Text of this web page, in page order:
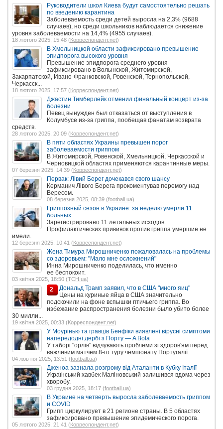
Руководители школ Киева будут самостоятельно решать
по введению карантина
Заболеваемость среди детей выросла на 2,3% (9688
случаев), но среди школьников наблюдается снижение
уровня заболеваемости на 14,4% (4955 случаев).
18 лютого 2025, 15:48 (Корреспондент.net)
В Хмельницкой области зафиксировано превышение
эпидпорога высокого уровня
Превышение эпидпорога среднего уровня
зафиксировано в Волынской, Житомирской,
Закарпатской, Ивано-Франковской, Ровенской, Тернопольской,
Черкасск...
18 лютого 2025, 17:57 (Корреспондент.net)
Джастин Тимберлейк отменил финальный концерт из-за
болезни
Певец вынужден был отказаться от выступления в
Колумбусе из-за гриппа, пообещав фанатам возврата
средств.
28 лютого 2025, 20:09 (Корреспондент.net)
В пяти областях Украины превышен порог
заболеваемости гриппом
В Житомирской, Ровенской, Хмельницкой, Черкасской и
Черновицкой областях применяются карантинные меры.
07 березня 2025, 14:39 (Корреспондент.net)
Первак: Лівий Берег дочекався свого шансу
Керманич Лівого Берега прокоментував перемогу над
Вересом.
08 березня 2025, 08:39 (football.ua)
Гриппозный сезон в Украине: за неделю умерли 11
больных
Зарегистрировано 11 летальных исходов.
Профилактических прививок против гриппа умершие не
имели.
12 березня 2025, 10:41 (Корреспондент.net)
Жена Тимура Мирошниченко пожаловалась на проблемы
со здоровьем: "Мало мне осложнений"
Инна Мирошниченко поделилась, что именно
ее беспокоит.
03 квітня 2025, 18:50 (ТСН.ua)
2
Дональд Трамп заявил, что в США "много яиц"
Цены на куриные яйца в США значительно
подскочили на фоне вспышки птичьего гриппа. Во
избежание распространения болезни было убито более
30 милли...
19 квітня 2025, 00:33 (Корреспондент.net)
У Моурінью та гравців Бенфіки виявлені вірусні симптоми
напередодні дербі з Порту — A Bola
У таборі "орлів" відчувають проблеми зі здоров'ям перед
важливим матчем 8-го туру чемпіонату Португалії.
04 жовтня 2025, 13:51 (football.ua)
Дженоа зазнала розгрому від Аталанти в Кубку Італії
Український хавбек Маліновський залишився вдома через
хворобу.
03 грудня 2025, 18:17 (football.ua)
В Украине на четверть выросла заболеваемость гриппом
и COVID
Грипп циркулирует в 21 регионе страны. В 5 областях
зафиксировано превышение эпидемического порога.
05 лютого 2025, 21:41 (Корреспондент.net)